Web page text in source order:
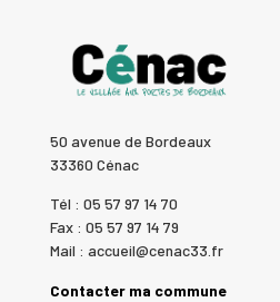
50 avenue de Bordeaux
33360 Cénac
Tél : 05 57 97 14 70
Fax : 05 57 97 14 79
Mail : accueil@cenac33.fr
Contacter ma commune